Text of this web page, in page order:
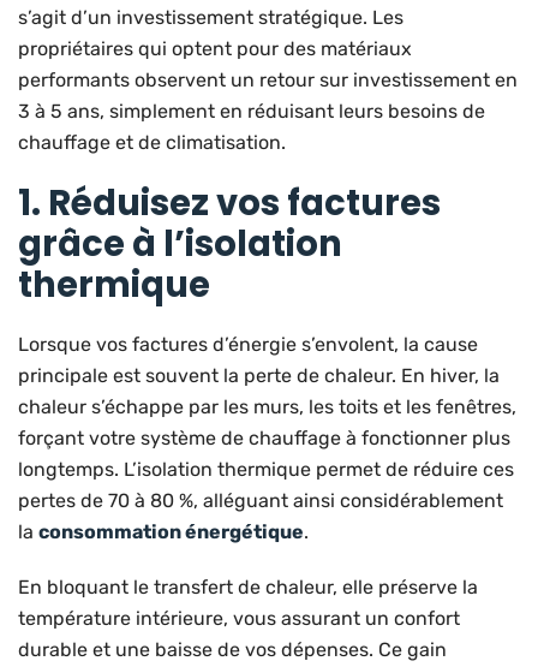
s’agit d’un investissement stratégique. Les
propriétaires qui optent pour des matériaux
performants observent un retour sur investissement en
3 à 5 ans, simplement en réduisant leurs besoins de
chauffage et de climatisation.
1. Réduisez vos factures
grâce à l’isolation
thermique
Lorsque vos factures d’énergie s’envolent, la cause
principale est souvent la perte de chaleur. En hiver, la
chaleur s’échappe par les murs, les toits et les fenêtres,
forçant votre système de chauffage à fonctionner plus
longtemps. L’isolation thermique permet de réduire ces
pertes de 70 à 80 %, alléguant ainsi considérablement
la consommation énergétique.
En bloquant le transfert de chaleur, elle préserve la
température intérieure, vous assurant un confort
durable et une baisse de vos dépenses. Ce gain